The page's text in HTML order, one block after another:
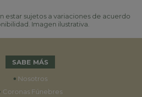
estar sujetos a variaciones de acuerdo
Imagen ilustrativa.
SABE MÁS
• Nosotros
Coronas Fúnebres